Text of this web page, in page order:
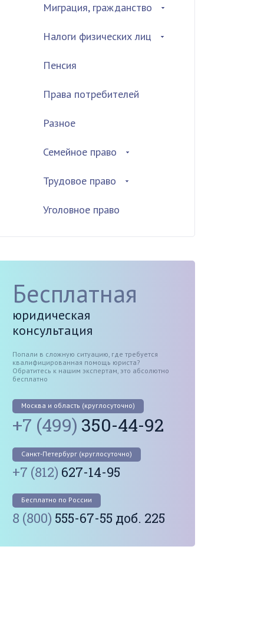
Миграция, гражданство
Налоги физических лиц
Пенсия
Права потребителей
Разное
Семейное право
Трудовое право
Уголовное право
Бесплатная
юридическая
консультация
Попали в сложную ситуацию, где требуется
квалифицированная помощь юриста?
Обратитесь к нашим экспертам, это абсолютно
бесплатно
Москва и область (круглосуточно)
+7 (499) 350-44-92
Санкт-Петербург (круглосуточно)
+7 (812) 627-14-95
Бесплатно по России
8 (800) 555-67-55 доб. 225